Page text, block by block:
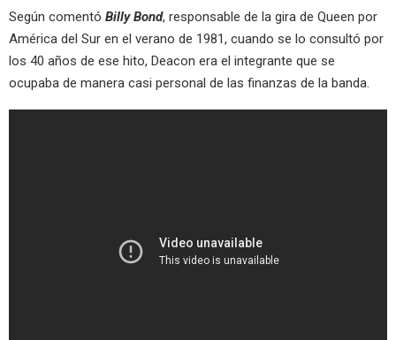
Según comentó Billy Bond, responsable de la gira de Queen por
América del Sur en el verano de 1981, cuando se lo consultó por
los 40 años de ese hito, Deacon era el integrante que se
ocupaba de manera casi personal de las finanzas de la banda.